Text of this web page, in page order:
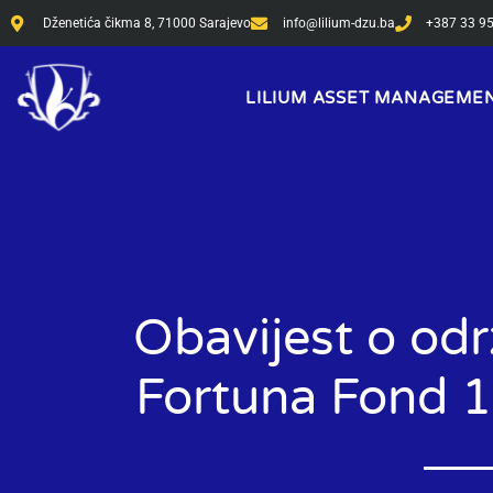
Skip
to
content
Dženetića čikma 8, 71000 Sarajevo info@lilium-dzu.ba +387 33
LILIUM ASSET
Obavijest o
Fortuna Fond